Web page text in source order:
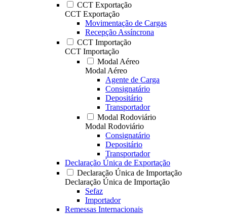
CCT Exportação
CCT Exportação
Movimentação de Cargas
Recepção Assíncrona
CCT Importação
CCT Importação
Modal Aéreo
Modal Aéreo
Agente de Carga
Consignatário
Depositário
Transportador
Modal Rodoviário
Modal Rodoviário
Consignatário
Depositário
Transportador
Declaração Única de Exportação
Declaração Única de Importação
Declaração Única de Importação
Sefaz
Importador
Remessas Internacionais